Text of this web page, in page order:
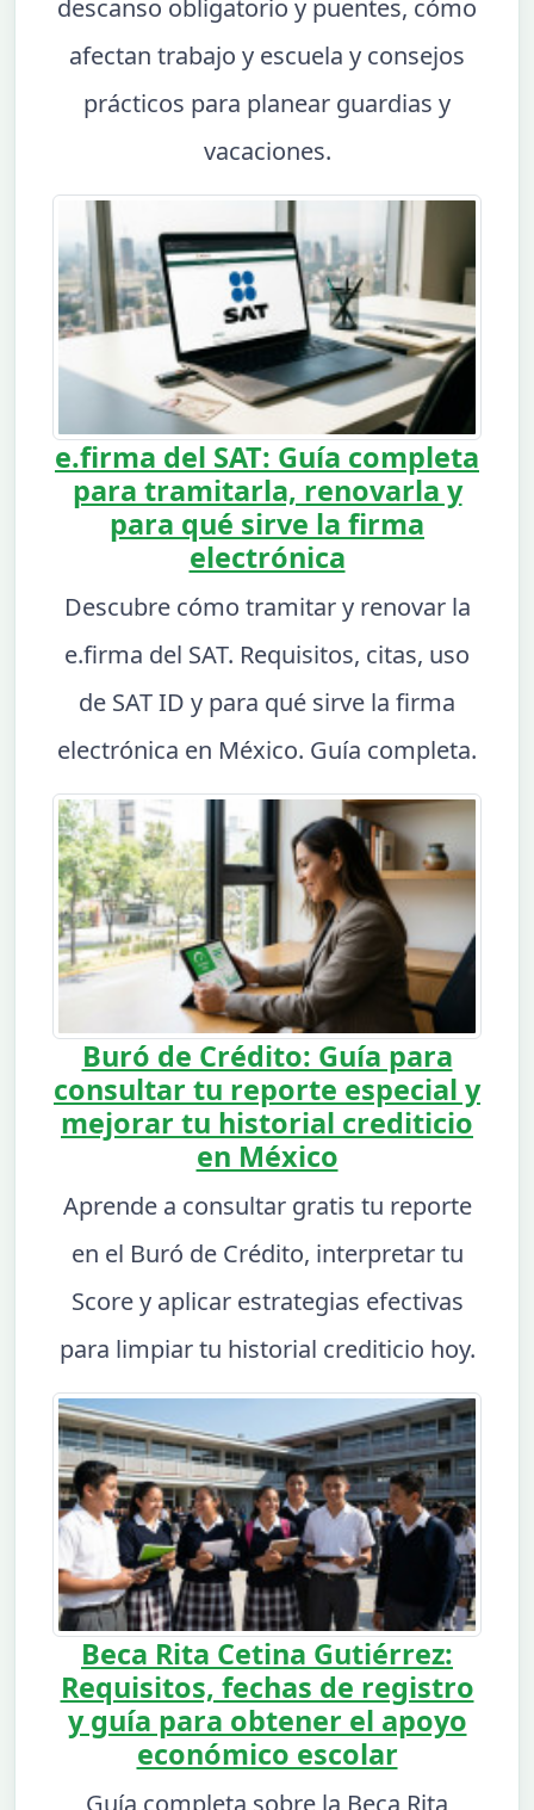
descanso obligatorio y puentes, cómo
afectan trabajo y escuela y consejos
prácticos para planear guardias y
vacaciones.
e.firma del SAT: Guía completa
para tramitarla, renovarla y
para qué sirve la firma
electrónica
Descubre cómo tramitar y renovar la
e.firma del SAT. Requisitos, citas, uso
de SAT ID y para qué sirve la firma
electrónica en México. Guía completa.
Buró de Crédito: Guía para
consultar tu reporte especial y
mejorar tu historial crediticio
en México
Aprende a consultar gratis tu reporte
en el Buró de Crédito, interpretar tu
Score y aplicar estrategias efectivas
para limpiar tu historial crediticio hoy.
Beca Rita Cetina Gutiérrez:
Requisitos, fechas de registro
y guía para obtener el apoyo
económico escolar